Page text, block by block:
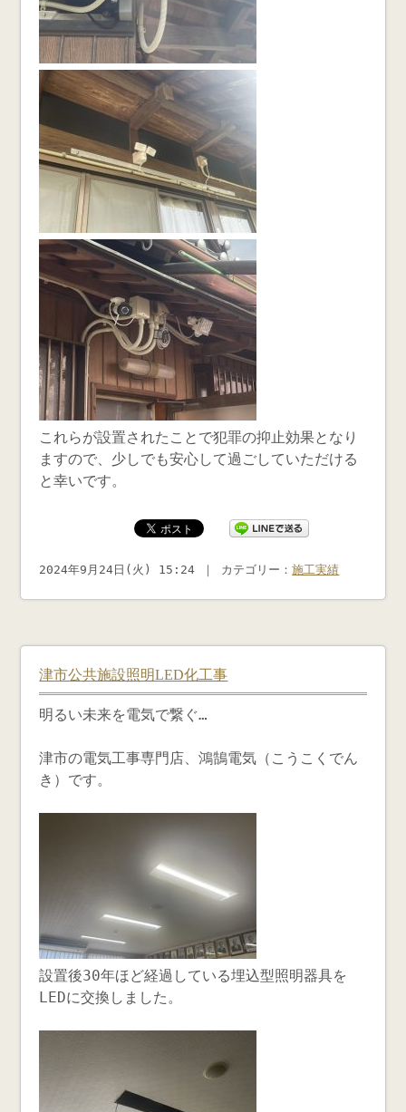
これらが設置されたことで犯罪の抑止効果となり
ますので、少しでも安心して過ごしていただける
と幸いです。
2024年9月24日(火) 15:24 ｜ カテゴリー：施工実績
津市公共施設照明LED化工事
明るい未来を電気で繋ぐ…
津市の電気工事専門店、鴻鵠電気（こうこくでん
き）です。
設置後30年ほど経過している埋込型照明器具を
LEDに交換しました。